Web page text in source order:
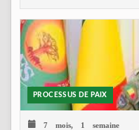
PROCESSUS DE PAIX
7 mois, 1 semaine